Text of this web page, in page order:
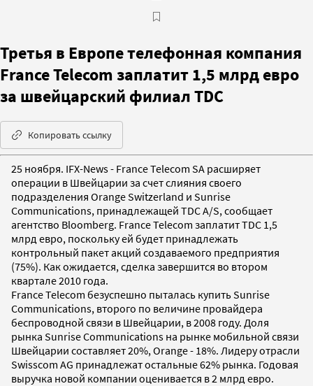
Третья в Европе телефонная компания
France Telecom заплатит 1,5 млрд евро
за швейцарский филиал TDC
Копировать ссылку
25 ноября. IFX-News - France Telecom SA расширяет
операции в Швейцарии за счет слияния своего
подразделения Orange Switzerland и Sunrise
Communications, принадлежащей TDC A/S, сообщает
агентство Bloomberg. France Telecom заплатит TDC 1,5
млрд евро, поскольку ей будет принадлежать
контрольный пакет акций создаваемого предприятия
(75%). Как ожидается, сделка завершится во втором
квартале 2010 года.
France Telecom безуспешно пыталась купить Sunrise
Communications, второго по величине провайдера
беспроводной связи в Швейцарии, в 2008 году. Доля
рынка Sunrise Communications на рынке мобильной связи
Швейцарии составляет 20%, Orange - 18%. Лидеру отрасли
Swisscom AG принадлежат остальные 62% рынка. Годовая
выручка новой компании оценивается в 2 млрд евро.